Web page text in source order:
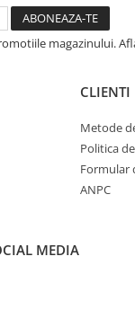
magazinului.
CLIENTI
Metode
Politica
Formular
ANPC
MEDIA